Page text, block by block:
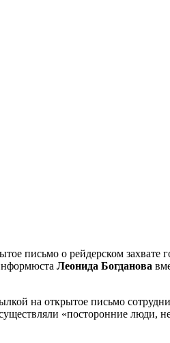
письмо о рейдерском захвате
Леонида Богданова
на открытое письмо
«посторонние люди,